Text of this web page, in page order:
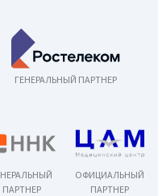
ГЕНЕРАЛЬНЫЙ ПАРТНЕР
ПАРТНЕР
ОФИЦИАЛЬНЫЙ
ПАРТНЕР